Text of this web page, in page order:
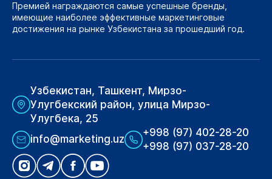
Премией награждаются самые успешные бренды,
имеющие наиболее эффективные маркетинговые
достижения на рынке Узбекистана за прошедший год.
Узбекистан, Ташкент, Мирзо-
Улугбекский район, улица Мирзо-
Улугбека, 25
info@marketing.uz
+998 (97) 402-28-20
+998 (97) 037-28-20